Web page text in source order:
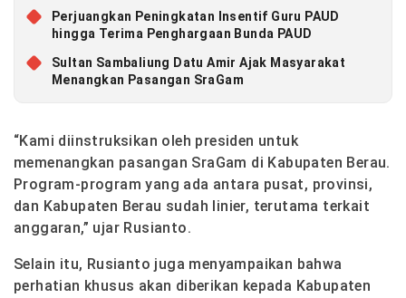
Perjuangkan Peningkatan Insentif Guru PAUD
hingga Terima Penghargaan Bunda PAUD
Sultan Sambaliung Datu Amir Ajak Masyarakat
Menangkan Pasangan SraGam
“Kami diinstruksikan oleh presiden untuk
memenangkan pasangan SraGam di Kabupaten Berau.
Program-program yang ada antara pusat, provinsi,
dan Kabupaten Berau sudah linier, terutama terkait
anggaran,” ujar Rusianto.
Selain itu, Rusianto juga menyampaikan bahwa
perhatian khusus akan diberikan kepada Kabupaten